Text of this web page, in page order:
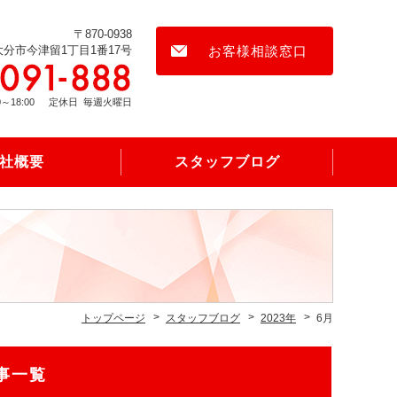
〒870-0938
分市今津留1丁目1番17号
18:00 定休日 毎週火曜日
お客様相談窓口
概要 スタッフブログ
トップページ スタッフブログ 2023年 6月
一覧